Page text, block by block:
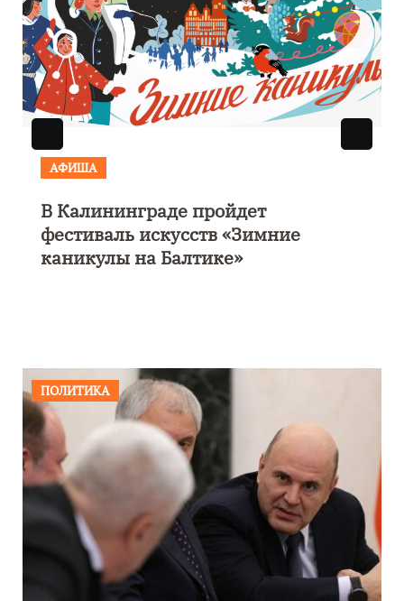
АФИША
В Калининграде пройдет
фестиваль искусств «Зимние
каникулы на Балтике»
ПОЛИТИКА